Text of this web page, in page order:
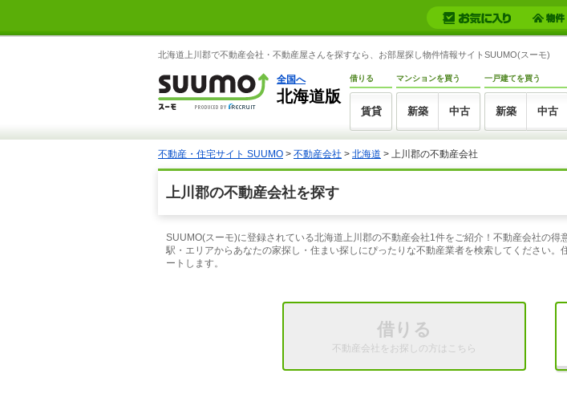
北海道上川郡で不動産会社・不動産屋さんを探すなら、お部屋探し物件情報サイトSUUMO(スーモ)
全国へ
北海道版
借りる
賃貸
マンションを買う
新築 中古
一戸建てを買う
新築 中古
不動産・住宅サイト SUUMO > 不動産会社 > 北海道 > 上川郡の不動産会社
上川郡の不動産会社を探す
SUUMO(スーモ)に登録されている北海道上川郡の不動産会社1件をご紹介！不動産会社の
駅・エリアからあなたの家探し・住まい探しにぴったりな不動産業者を検索してください
ートします。
借りる
不動産会社をお探しの方はこちら